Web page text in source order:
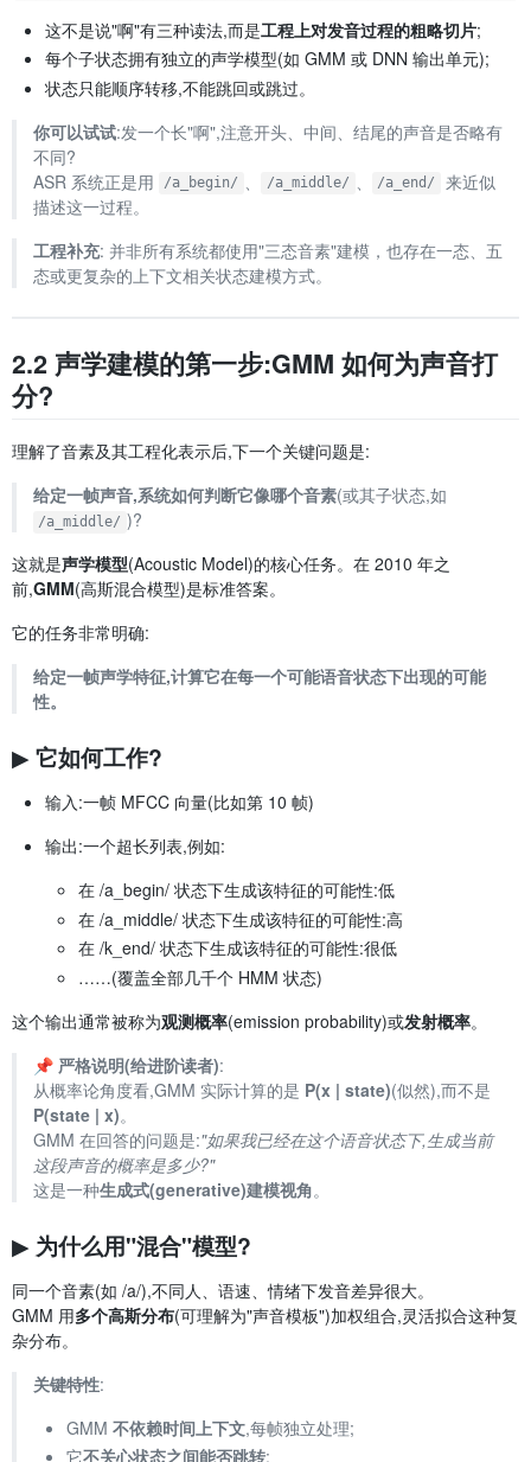
这不是说"啊"有三种读法,而是工程上对发音过程的粗略切片;
每个子状态拥有独立的声学模型(如 GMM 或 DNN 输出单元);
状态只能顺序转移,不能跳回或跳过。
你可以试试:发一个长"啊",注意开头、中间、结尾的声音是否略有
不同?
ASR 系统正是用
/a_begin/ /a_middle/ /a_end/
来近似
描述这一过程。
工程补充: 并非所有系统都使用"三态音素"建模，也存在一态、五
态或更复杂的上下文相关状态建模方式。
2.2 声学建模的第一步:GMM 如何为声音打
分?
理解了音素及其工程化表示后,下一个关键问题是:
给定一帧声音,系统如何判断它像哪个音素(或其子状态,如
/a_middle/ )?
这就是声学模型(Acoustic Model)的核心任务。在 2010 年之
前,GMM(高斯混合模型)是标准答案。
它的任务非常明确:
给定一帧声学特征,计算它在每一个可能语音状态下出现的可能
性。
▶ 它如何工作?
输入:一帧 MFCC 向量(比如第 10 帧)
输出:一个超长列表,例如:
在 /a_begin/ 状态下生成该特征的可能性:低
在 /a_middle/ 状态下生成该特征的可能性:高
在 /k_end/ 状态下生成该特征的可能性:很低
……(覆盖全部几千个 HMM 状态)
这个输出通常被称为观测概率(emission probability)或发射概率。
📌 严格说明(给进阶读者):
从概率论角度看,GMM 实际计算的是 P(x | state)(似然),而不是
P(state | x)。
GMM 在回答的问题是:"如果我已经在这个语音状态下,生成当前
这段声音的概率是多少?"
这是一种生成式(generative)建模视角。
▶ 为什么用"混合"模型?
同一个音素(如 /a/),不同人、语速、情绪下发音差异很大。
GMM 用多个高斯分布(可理解为"声音模板")加权组合,灵活拟合这种复
杂分布。
关键特性:
GMM 不依赖时间上下文,每帧独立处理;
它不关心状态之间能否跳转;